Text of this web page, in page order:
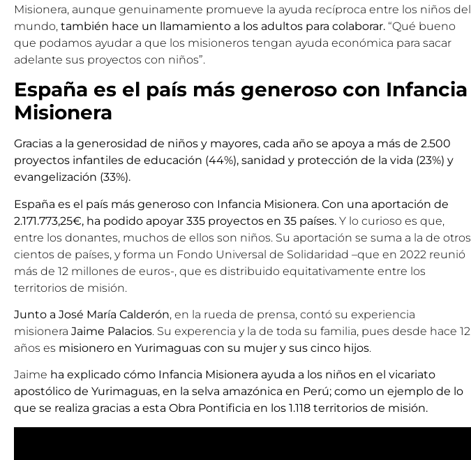
Misionera, aunque genuinamente promueve la ayuda recíproca entre los niños del
mundo, también hace un llamamiento a los adultos para colaborar. “Qué bueno
que podamos ayudar a que los misioneros tengan ayuda económica para sacar
adelante sus proyectos con niños”.
España es el país más generoso con Infancia
Misionera
Gracias a la generosidad de niños y mayores, cada año se apoya a más de 2.500
proyectos infantiles de educación (44%), sanidad y protección de la vida (23%) y
evangelización (33%).
España es el país más generoso con Infancia Misionera. Con una aportación de
2.171.773,25€, ha podido apoyar 335 proyectos en 35 países. Y lo curioso es que,
entre los donantes, muchos de ellos son niños. Su aportación se suma a la de otros
cientos de países, y forma un Fondo Universal de Solidaridad –que en 2022 reunió
más de 12 millones de euros-, que es distribuido equitativamente entre los
territorios de misión.
Junto a José María Calderón, en la rueda de prensa, contó su experiencia
misionera Jaime Palacios. Su experencia y la de toda su familia, pues desde hace 12
años es misionero en Yurimaguas con su mujer y sus cinco hijos.
Jaime ha explicado cómo Infancia Misionera ayuda a los niños en el vicariato
apostólico de Yurimaguas, en la selva amazónica en Perú; como un ejemplo de lo
que se realiza gracias a esta Obra Pontificia en los 1.118 territorios de misión.